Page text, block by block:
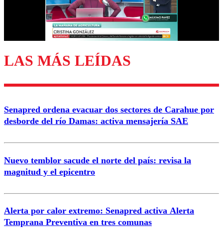
LAS MÁS LEÍDAS
Senapred ordena evacuar dos sectores de Carahue por
desborde del río Damas: activa mensajería SAE
Nuevo temblor sacude el norte del país: revisa la
magnitud y el epicentro
Alerta por calor extremo: Senapred activa Alerta
Temprana Preventiva en tres comunas